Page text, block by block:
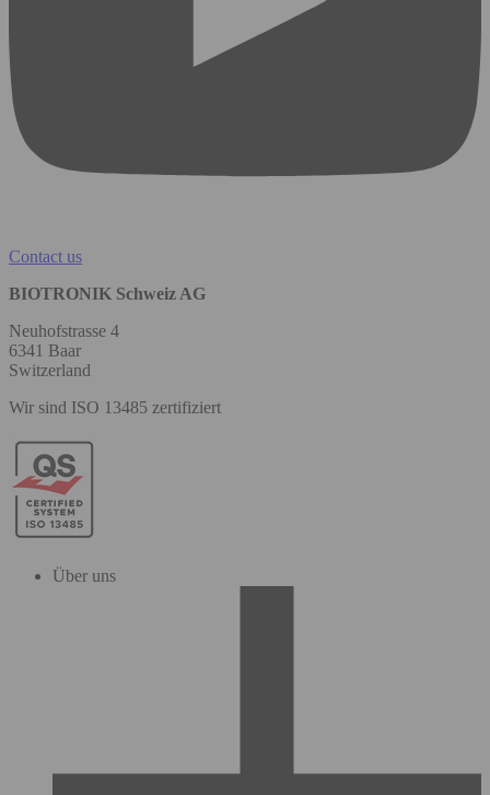
Contact us
BIOTRONIK Schweiz AG
Neuhofstrasse 4
6341 Baar
Switzerland
Wir sind ISO 13485 zertifiziert
Über uns